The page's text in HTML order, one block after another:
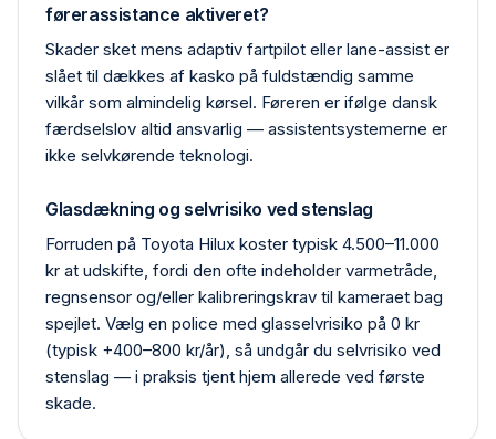
førerassistance aktiveret?
Skader sket mens adaptiv fartpilot eller lane-assist er
slået til dækkes af kasko på fuldstændig samme
vilkår som almindelig kørsel. Føreren er ifølge dansk
færdselslov altid ansvarlig — assistentsystemerne er
ikke selvkørende teknologi.
Glasdækning og selvrisiko ved stenslag
Forruden på Toyota Hilux koster typisk 4.500–11.000
kr at udskifte, fordi den ofte indeholder varmetråde,
regn­sensor og/eller kalibrerings­krav til kameraet bag
spejlet. Vælg en police med glas­selvrisiko på 0 kr
(typisk +400–800 kr/år), så undgår du selvrisiko ved
stenslag — i praksis tjent hjem allerede ved første
skade.